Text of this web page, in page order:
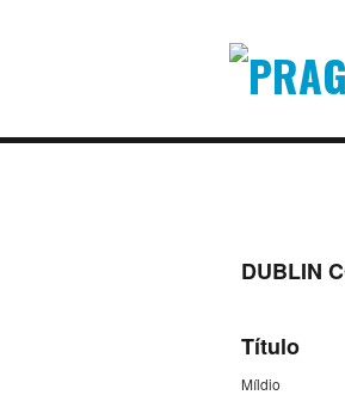
DUBLIN
Título
Míldio